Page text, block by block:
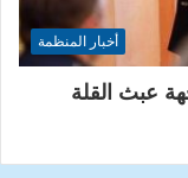
أخبار المنظمة
عبث القلة